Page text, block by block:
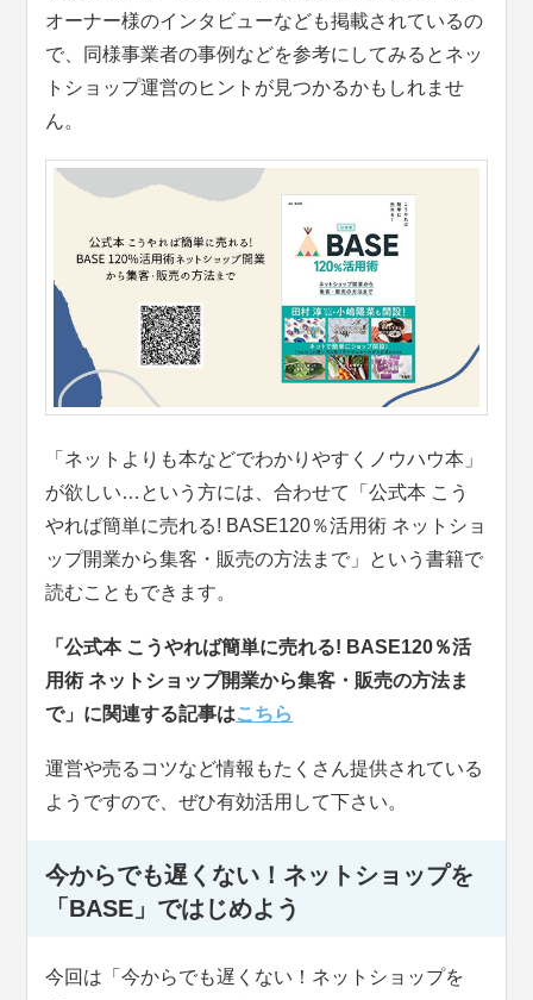
オーナー様のインタビューなども掲載されているの
で、同様事業者の事例などを参考にしてみるとネッ
トショップ運営のヒントが見つかるかもしれませ
ん。
「ネットよりも本などでわかりやすくノウハウ本」
が欲しい…という方には、合わせて「公式本 こう
やれば簡単に売れる! BASE120％活用術 ネットショ
ップ開業から集客・販売の方法まで」という書籍で
読むこともできます。
「公式本 こうやれば簡単に売れる! BASE120％活
用術 ネットショップ開業から集客・販売の方法ま
で」に関連する記事はこちら
運営や売るコツなど情報もたくさん提供されている
ようですので、ぜひ有効活用して下さい。
今からでも遅くない！ネットショップを
「BASE」ではじめよう
今回は「今からでも遅くない！ネットショップを